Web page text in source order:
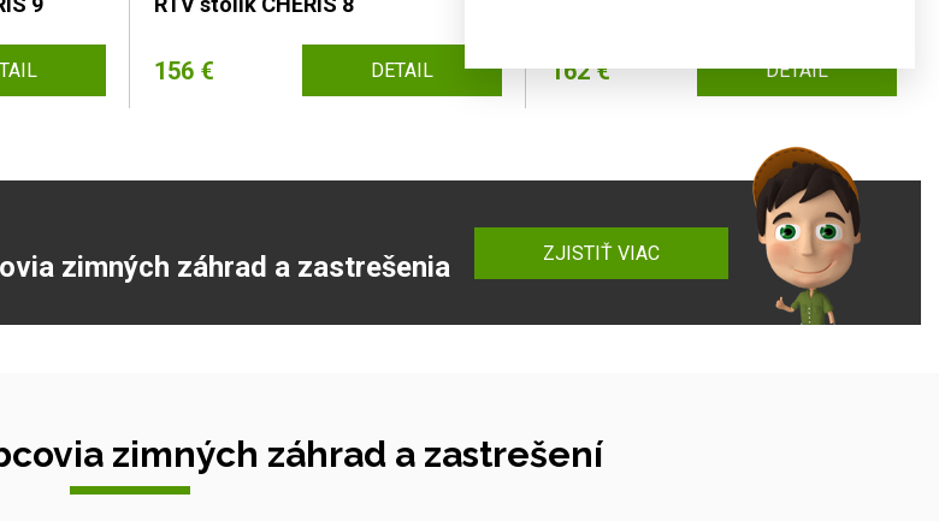
156 € DETAIL 162 € DETAIL
zimných záhrad a zastrešenia ZJISTIŤ VIAC
zimných záhrad a zastrešení